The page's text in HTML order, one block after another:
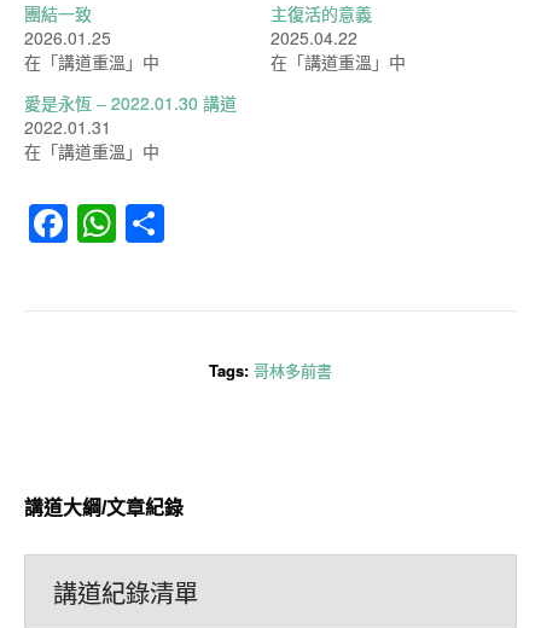
團結一致
2026.01.25
在「講道重溫」中
主復活的意義
2025.04.22
在「講道重溫」中
愛是永恆 – 2022.01.30 講道
2022.01.31
在「講道重溫」中
Facebook
WhatsApp
Tags: 哥林多前書
講道大綱/文章紀錄
講道紀錄清單